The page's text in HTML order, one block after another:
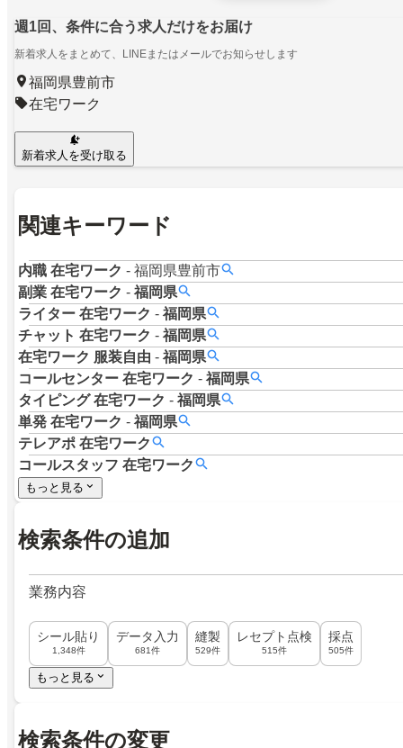
週1回、条件に合う求人だけをお届け
新着求人をまとめて、LINEまたはメールでお知らせします
福岡県豊前市
在宅ワーク
新着求人を受け取る
関連キーワード
内職 在宅ワーク - 福岡県豊前市
副業 在宅ワーク - 福岡県
ライター 在宅ワーク - 福岡県
チャット 在宅ワーク - 福岡県
在宅ワーク 服装自由 - 福岡県
コールセンター 在宅ワーク - 福岡県
タイピング 在宅ワーク - 福岡県
単発 在宅ワーク - 福岡県
テレアポ 在宅ワーク
コールスタッフ 在宅ワーク
もっと見る
検索条件の追加
業務内容
シール貼り
1,348件
データ入力
681件
縫製
529件
レセプト点検
515件
採点
505件
もっと見る
検索条件の変更